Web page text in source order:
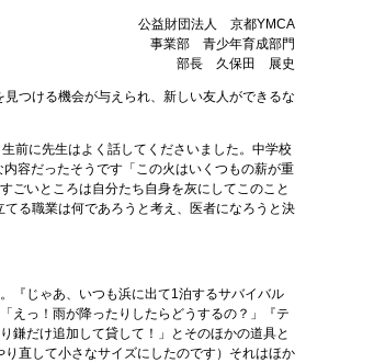
公益財団法人 京都YMCA
事業部 青少年育成部門
部長 久保田 展史
つける機会が与えられ、新しい友人ができるな
前に先生はよく話してくださいました。中学校
容だったそうです「この火はいくつもの薪が重
ごいところは自分たち自身を灰にしてこのこと
る職業は何であろうと考え、医者になろうと決
『じゃあ、いつも浜に出て1泊するサバイバル
えっ！雨が降ったりしたらどうするの？」『テ
鎌だけ追加して貸して！」とそのほかの道具と
直して小さなサイズにしたのです）それはほか